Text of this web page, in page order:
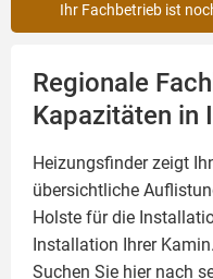
Ihr Fachbetrieb ist
Regionale
Kapazitäten in
Heizungsfinder zeigt
übersichtliche
Holste für die
Installation Ihrer Kamin.
Suchen Sie hier nach